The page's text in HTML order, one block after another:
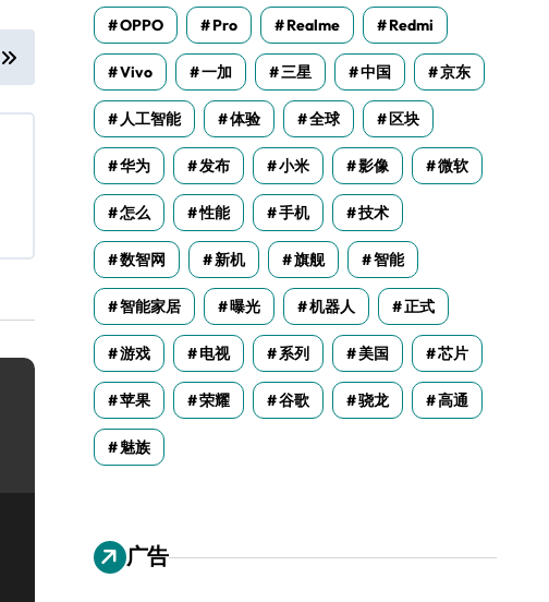
OPPO Pro Realme Redmi
Vivo 一加 三星 中国 京东
人工智能 体验 全球 区块
华为 发布 小米 影像 微软
怎么 性能 手机 技术
数智网 新机 旗舰 智能
智能家居 曝光 机器人 正式
游戏 电视 系列 美国 芯片
苹果 荣耀 谷歌 骁龙 高通
魅族
广告